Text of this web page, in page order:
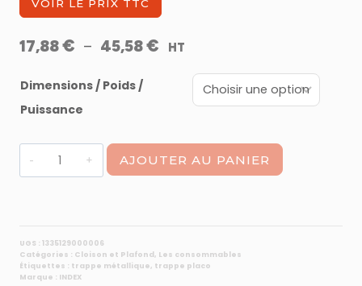
VOIR LE PRIX TTC
17,88€ – 45,58€ Plage
17,88 €
45,58 €
HT
Dimensions / Poids /
Puissance
quantité
blanche
AJOUTER AU PANIER
UGS : 1335129000006
Catégories : Cloison et Plafond, Les consommables
Étiquettes : trappe métallique, trappe placo
Marque : INDEX